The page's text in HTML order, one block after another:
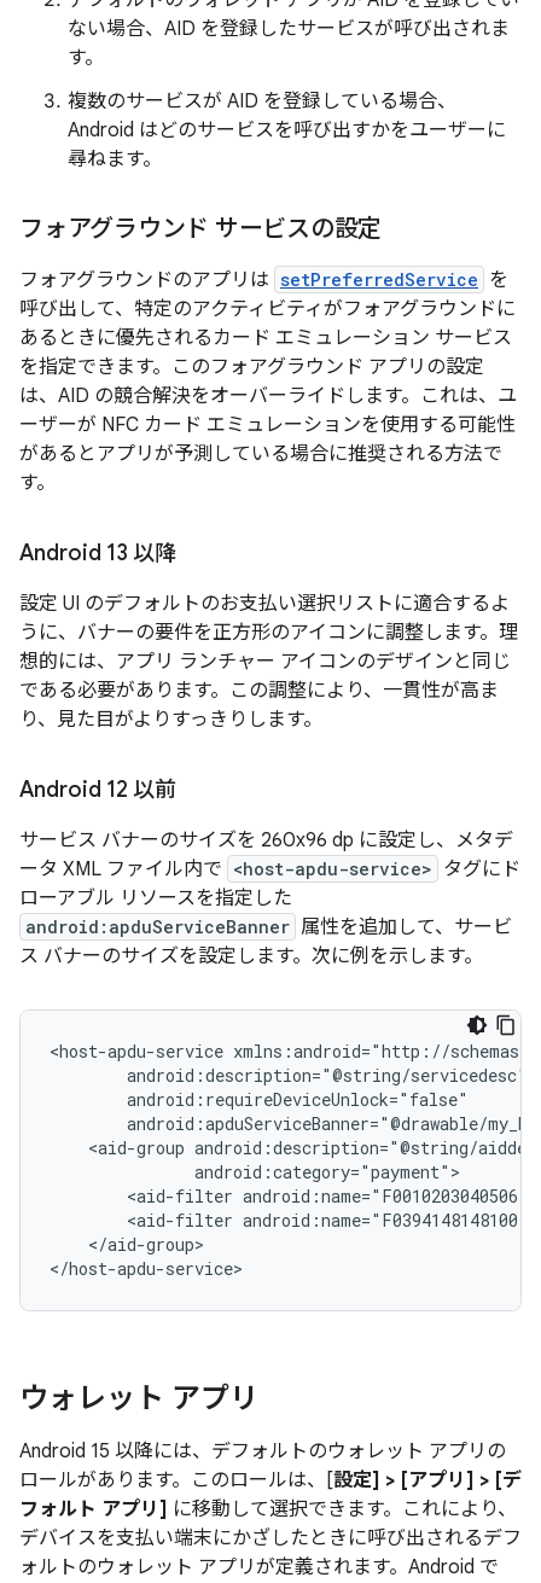
ない場合、AID を登録したサービスが呼び出されま
す。
複数のサービスが AID を登録している場合、
Android はどのサービスを呼び出すかをユーザーに
尋ねます。
フォアグラウンド サービスの設定
フォアグラウンドのアプリは setPreferredService を
呼び出して、特定のアクティビティがフォアグラウンドに
あるときに優先されるカード エミュレーション サービス
を指定できます。このフォアグラウンド アプリの設定
は、AID の競合解決をオーバーライドします。これは、ユ
ーザーが NFC カード エミュレーションを使用する可能性
があるとアプリが予測している場合に推奨される方法で
す。
Android 13 以降
設定 UI のデフォルトのお支払い選択リストに適合するよ
うに、バナーの要件を正方形のアイコンに調整します。理
想的には、アプリ ランチャー アイコンのデザインと同じ
である必要があります。この調整により、一貫性が高ま
り、見た目がよりすっきりします。
Android 12 以前
サービス バナーのサイズを 260x96 dp に設定し、メタデ
ータ XML ファイル内で <host-apdu-service> タグにド
ローアブル リソースを指定した
android:apduServiceBanner 属性を追加して、サービ
ス バナーのサイズを設定します。次に例を示します。
<host-apdu-service
<aid-group
<aid-filter
<aid-filter
</aid-group>
</host-apdu-service>
ウォレット アプリ
Android 15 以降には、デフォルトのウォレット アプリの
ロールがあります。このロールは、[設定] > [アプリ] > [デ
フォルト アプリ] に移動して選択できます。これにより、
デバイスを支払い端末にかざしたときに呼び出されるデフ
ォルトのウォレット アプリが定義されます。Android で